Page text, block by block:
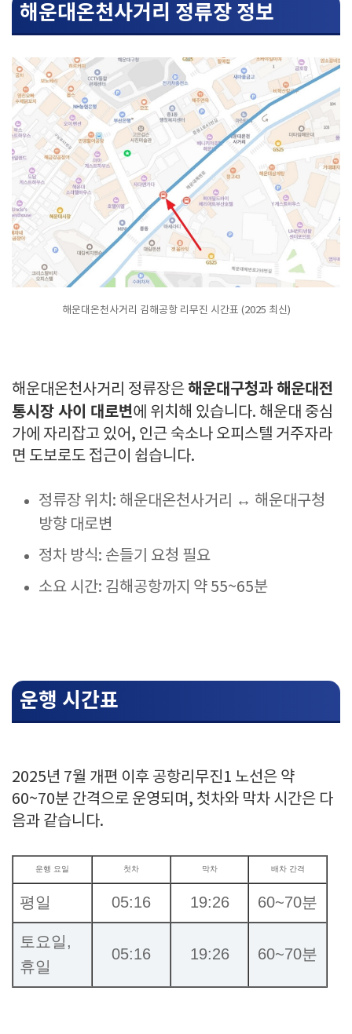
해운대온천사거리 정류장 정보
해운대온천사거리 김해공항 리무진 시간표 (2025 최신)
해운대온천사거리 정류장은 해운대구청과 해운대전
통시장 사이 대로변에 위치해 있습니다. 해운대 중심
가에 자리잡고 있어, 인근 숙소나 오피스텔 거주자라
면 도보로도 접근이 쉽습니다.
정류장 위치: 해운대온천사거리 ↔ 해운대구청
방향 대로변
정차 방식: 손들기 요청 필요
소요 시간: 김해공항까지 약 55~65분
운행 시간표
2025년 7월 개편 이후 공항리무진1 노선은 약
60~70분 간격으로 운영되며, 첫차와 막차 시간은 다
음과 같습니다.
운행 요일 첫차 막차 배차 간격
평일 05:16 19:26 60~70분
토요일,
휴일
05:16 19:26 60~70분